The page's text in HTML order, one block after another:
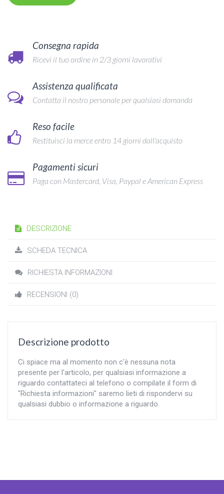
Consegna rapida
Ricevi il tuo ordine in 2/3 giorni lavorativi
Assistenza qualificata
Contatta il nostro personale per qualsiasi domanda
Reso facile
Restituisci la merce entro 14 giorni dall'acquisto
Pagamenti sicuri
Paga con Mastercard, Visa, Paypal e American Express
DESCRIZIONE
SCHEDA TECNICA
RICHIESTA INFORMAZIONI
RECENSIONI (0)
Descrizione prodotto
Ci spiace ma al momento non c'è nessuna nota
presente per l'articolo, per qualsiasi informazione a
riguardo contattateci al telefono o compilate il form di
"Richiesta informazioni" saremo lieti di rispondervi su
qualsiasi dubbio o informazione a riguardo.